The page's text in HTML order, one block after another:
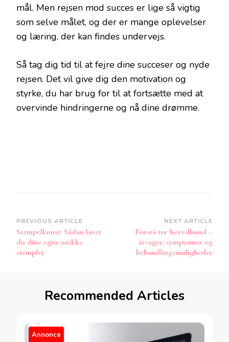
mål. Men rejsen mod succes er lige så vigtig
som selve målet, og der er mange oplevelser
og læring, der kan findes undervejs.
Så tag dig tid til at fejre dine succeser og nyde
rejsen. Det vil give dig den motivation og
styrke, du har brug for til at fortsætte med at
overvinde hindringerne og nå dine drømme.
Post
Navigation
PREVIOUS ARTICLE
Stempelkunst: Sådan laver
du dine egne unikke
stempler
NEXT ARTICLE
Forstå tør hovedbund –
årsager, symptomer og
behandlingsmuligheder
Recommended Articles
Annonce